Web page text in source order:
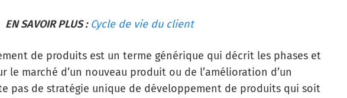
EN SAVOIR PLUS : Cycle de vie du client
de produits est un terme générique qui décrit les phases et
le marché d’un nouveau produit ou de l’amélioration d’un
pas de stratégie unique de développement de produits qui soit